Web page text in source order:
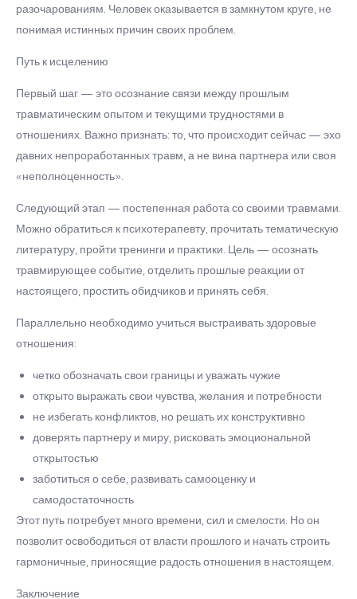
разочарованиям. Человек оказывается в замкнутом круге, не
понимая истинных причин своих проблем.
Путь к исцелению
Первый шаг — это осознание связи между прошлым
травматическим опытом и текущими трудностями в
отношениях. Важно признать: то, что происходит сейчас — эхо
давних непроработанных травм, а не вина партнера или своя
«неполноценность».
Следующий этап — постепенная работа со своими травмами.
Можно обратиться к психотерапевту, прочитать тематическую
литературу, пройти тренинги и практики. Цель — осознать
травмирующее событие, отделить прошлые реакции от
настоящего, простить обидчиков и принять себя.
Параллельно необходимо учиться выстраивать здоровые
отношения:
четко обозначать свои границы и уважать чужие
открыто выражать свои чувства, желания и потребности
не избегать конфликтов, но решать их конструктивно
доверять партнеру и миру, рисковать эмоциональной
открытостью
заботиться о себе, развивать самооценку и
самодостаточность
Этот путь потребует много времени, сил и смелости. Но он
позволит освободиться от власти прошлого и начать строить
гармоничные, приносящие радость отношения в настоящем.
Заключение